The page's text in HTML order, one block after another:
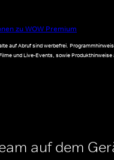
zu WOW Premium
auf Abruf sind werbefrei.
und Live-Events, sowie Produkthinweise
auf dem